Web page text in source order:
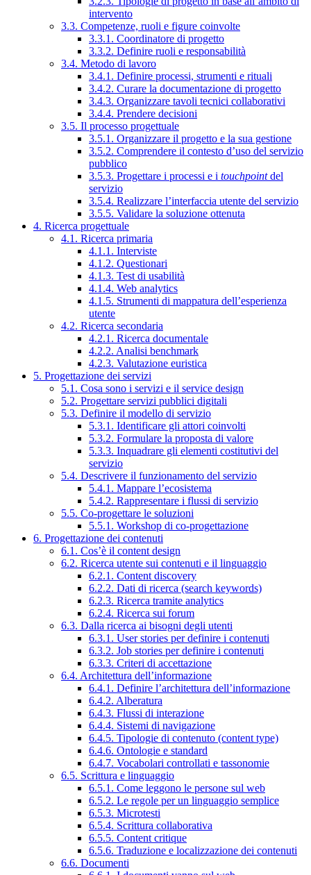
intervento
3.3. Competenze, ruoli e figure coinvolte
3.3.1. Coordinatore di progetto
3.3.2. Definire ruoli e responsabilità
3.4. Metodo di lavoro
3.4.1. Definire processi, strumenti e rituali
3.4.2. Curare la documentazione di progetto
3.4.3. Organizzare tavoli tecnici collaborativi
3.4.4. Prendere decisioni
3.5. Il processo progettuale
3.5.1. Organizzare il progetto e la sua gestione
3.5.2. Comprendere il contesto d’uso del servizio
pubblico
3.5.3. Progettare i processi e i touchpointdel
servizio
3.5.4. Realizzare l’interfaccia utente del servizio
3.5.5. Validare la soluzione ottenuta
4. Ricerca progettuale
4.1. Ricerca primaria
4.1.1. Interviste
4.1.2. Questionari
4.1.3. Test di usabilità
4.1.4. Web analytics
4.1.5. Strumenti di mappatura dell’esperienza
utente
4.2. Ricerca secondaria
4.2.1. Ricerca documentale
4.2.2. Analisi benchmark
4.2.3. Valutazione euristica
5. Progettazione dei servizi
5.1. Cosa sono i servizi e il service design
5.2. Progettare servizi pubblici digitali
5.3. Definire il modello di servizio
5.3.1. Identificare gli attori coinvolti
5.3.2. Formulare la proposta di valore
5.3.3. Inquadrare gli elementi costitutivi del
servizio
5.4. Descrivere il funzionamento del servizio
5.4.1. Mappare l’ecosistema
5.4.2. Rappresentare i flussi di servizio
5.5. Co-progettare le soluzioni
5.5.1. Workshop di co-progettazione
6. Progettazione dei contenuti
6.1. Cos’è il content design
6.2. Ricerca utente sui contenuti e il linguaggio
6.2.1. Content discovery
6.2.2. Dati di ricerca (search keywords)
6.2.3. Ricerca tramite analytics
6.2.4. Ricerca sui forum
6.3. Dalla ricerca ai bisogni degli utenti
6.3.1. User stories per definire i contenuti
6.3.2. Job stories per definire i contenuti
6.3.3. Criteri di accettazione
6.4. Architettura dell’informazione
6.4.1. Definire l’architettura dell’informazione
6.4.2. Alberatura
6.4.3. Flussi di interazione
6.4.4. Sistemi di navigazione
6.4.5. Tipologie di contenuto (content type)
6.4.6. Ontologie e standard
6.4.7. Vocabolari controllati e tassonomie
6.5. Scrittura e linguaggio
6.5.1. Come leggono le persone sul web
6.5.2. Le regole per un linguaggio semplice
6.5.3. Microtesti
6.5.4. Scrittura collaborativa
6.5.5. Content critique
6.5.6. Traduzione e localizzazione dei contenuti
6.6. Documenti